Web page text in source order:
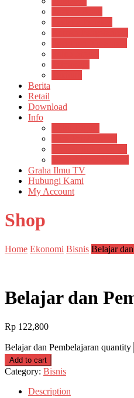
Berita
Retail
Download
Info
Graha Ilmu TV
Hubungi Kami
My Account
Shop
Home Ekonomi Bisnis Belajar
Belajar dan
Rp 122,800
Belajar dan Pembelajaran quantity
Add to cart
Category: Bisnis
Description